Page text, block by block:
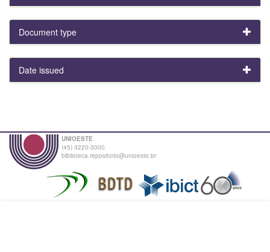
Document type
Date issued
UNIOESTE
(45) 3220-3000
biblioteca.repositorio@unioeste.br